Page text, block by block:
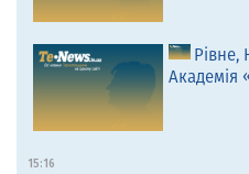
Рівне,
Академія
15:16